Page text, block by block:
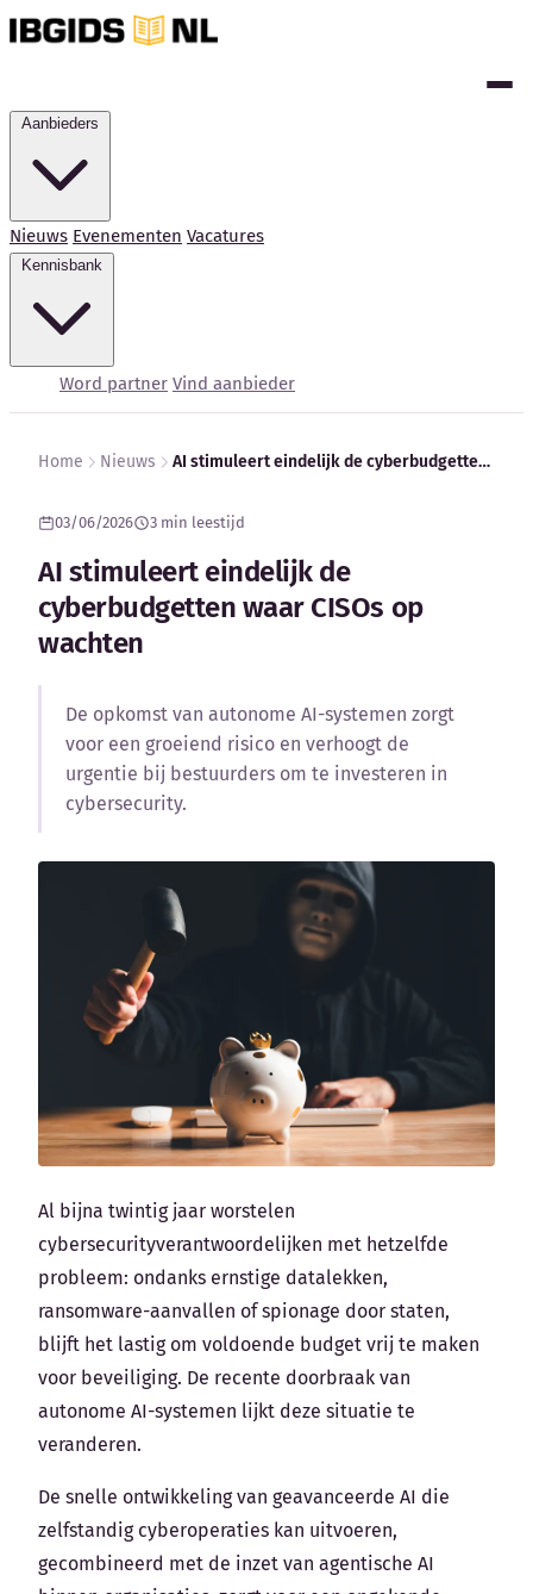
Nieuws Evenementen Vacatures
Word partner Vind aanbieder
Blog
Bedrijfsupdates
Woordenboek
Auteurs
Home Nieuws AI stimuleert eindelijk de cyberbudgetten waar CISOs op wachten
03/06/2026 3 min leestijd
AI stimuleert eindelijk de
cyberbudgetten waar CISOs op
wachten
De opkomst van autonome AI-systemen zorgt
voor een groeiend risico en verhoogt de
urgentie bij bestuurders om te investeren in
cybersecurity.
Al bijna twintig jaar worstelen
cybersecurityverantwoordelijken met hetzelfde
probleem: ondanks ernstige datalekken,
ransomware-aanvallen of spionage door staten,
blijft het lastig om voldoende budget vrij te maken
voor beveiliging. De recente doorbraak van
autonome AI-systemen lijkt deze situatie te
veranderen.
De snelle ontwikkeling van geavanceerde AI die
zelfstandig cyberoperaties kan uitvoeren,
gecombineerd met de inzet van agentische AI